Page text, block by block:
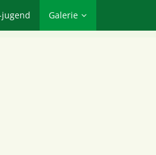
Galerie